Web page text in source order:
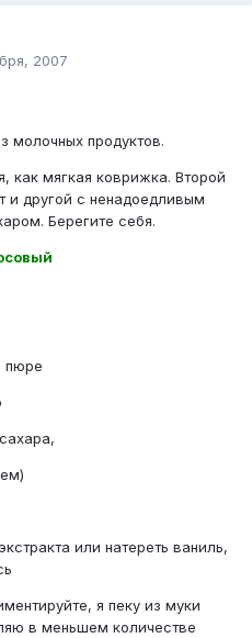
2007
молочных продуктов.
как мягкая коврижка. Второй
и другой с ненадоедливым
Берегите себя.
пюре
или натереть ваниль,
я пеку из муки
в меньшем количестве